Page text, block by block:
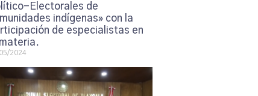
Electorales de
indígenas» con la
de especialistas en
materia.
2024